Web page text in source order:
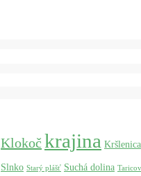
Klokoč krajina Kršlenica
Slnko Starý plášť Suchá dolina